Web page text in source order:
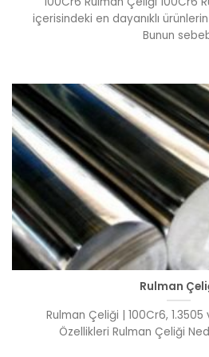
içerisindeki en dayanıklı
Bunun
Rulman
Rulman Çeliği | 100Cr6, 1.3505
Özellikleri Rulman Çeliği